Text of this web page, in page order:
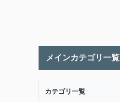
メインカテゴリ一覧
カテゴリ一覧